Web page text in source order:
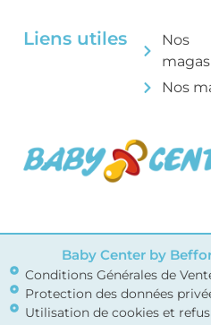
Liens utiles
Nos
Nos
Baby Center by
Conditions Générales de
Protection des données
Utilisation de cookies et